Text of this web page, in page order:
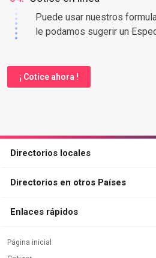
Puede usar nuestros
le podamos sugerir un
¡ Cotice ahora !
Directorios locales
Directorios en otros Países
Enlaces rápidos
Página inicial